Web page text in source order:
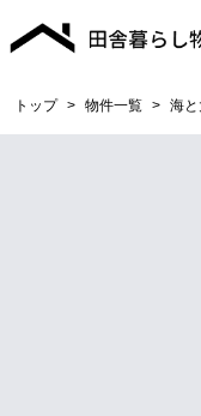
トップ > 物件一覧 > 海